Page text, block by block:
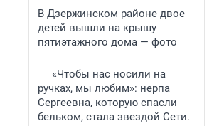
В Дзержинском районе двое
детей вышли на крышу
пятиэтажного дома — фото
«Чтобы нас носили на
ручках, мы любим»: нерпа
Сергеевна, которую спасли
бельком, стала звездой Сети.